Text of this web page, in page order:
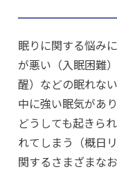
眠りに関する悩み
が悪い（入眠困難
醒）などの眠れな
中に強い眠気があ
どうしても起きら
れてしまう（概日
関するさまざまな